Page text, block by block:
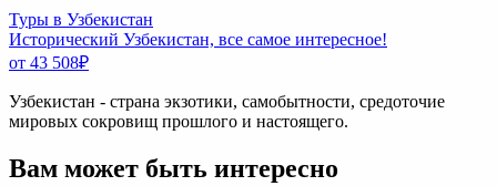
Туры в Узбекистан
Исторический Узбекистан, все самое интересное!
от 43 508₽
Узбекистан - страна экзотики, самобытности, средоточие
мировых сокровищ прошлого и настоящего.
Вам может быть интересно